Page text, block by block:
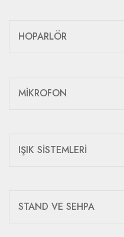
HOPARLÖR
MİKROFON
IŞIK SİSTEMLERİ
STAND VE SEHPA